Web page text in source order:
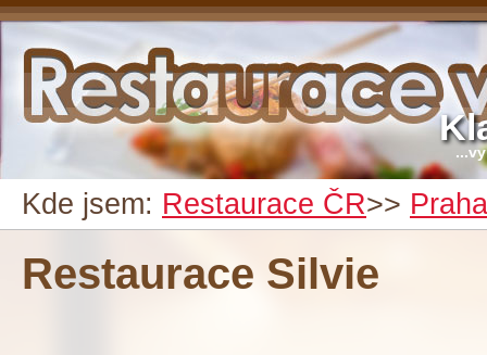
Kde jsem: Restaurace ČR>> Praha
Restaurace Silvie